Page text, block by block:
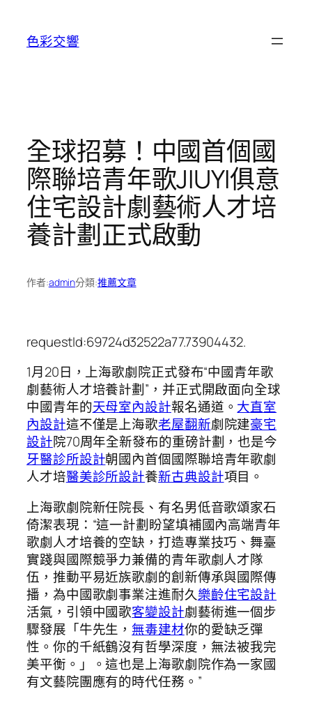
色彩交響
全球招募！中國首個國
際聯培青年歌JIUYI俱意
住宅設計劇藝術人才培
養計劃正式啟動
作者:admin分類:推薦文章
requestId:69724d32522a77.73904432.
1月20日，上海歌劇院正式發布“中國青年歌
劇藝術人才培養計劃”，并正式開啟面向全球
中國青年的天母室內設計報名通道。 大直室
內設計這不僅是上海歌老屋翻新劇院建豪宅
設計院70周年全新發布的重磅計劃，也是今
牙醫診所設計朝國內首個國際聯培青年歌劇
人才培醫美診所設計養新古典設計項目。
上海歌劇院新任院長、有名男低音歌頌家石
倚潔表現：“這一計劃盼望填補國內高端青年
歌劇人才培養的空缺，打造專業技巧、舞臺
實踐與國際競爭力兼備的青年歌劇人才隊
伍，推動平易近族歌劇的創新傳承與國際傳
播，為中國歌劇事業注進耐久樂齡住宅設計
活氣，引領中國歌客變設計劇藝術進一個步
驟發展「牛先生， 無毒建材你的愛缺乏彈
性。你的千紙鶴沒有哲學深度，無法被我完
美平衡。」。這也是上海歌劇院作為一家國
有文藝院團應有的時代任務。”